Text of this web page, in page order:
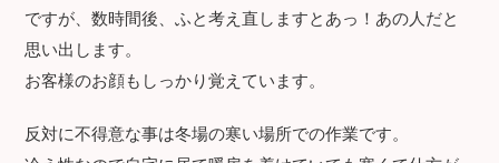
ですが、数時間後、ふと考え直しますとあっ！あの人だと
思い出します。
お客様のお顔もしっかり覚えています。
反対に不得意な事は冬場の寒い場所での作業です。